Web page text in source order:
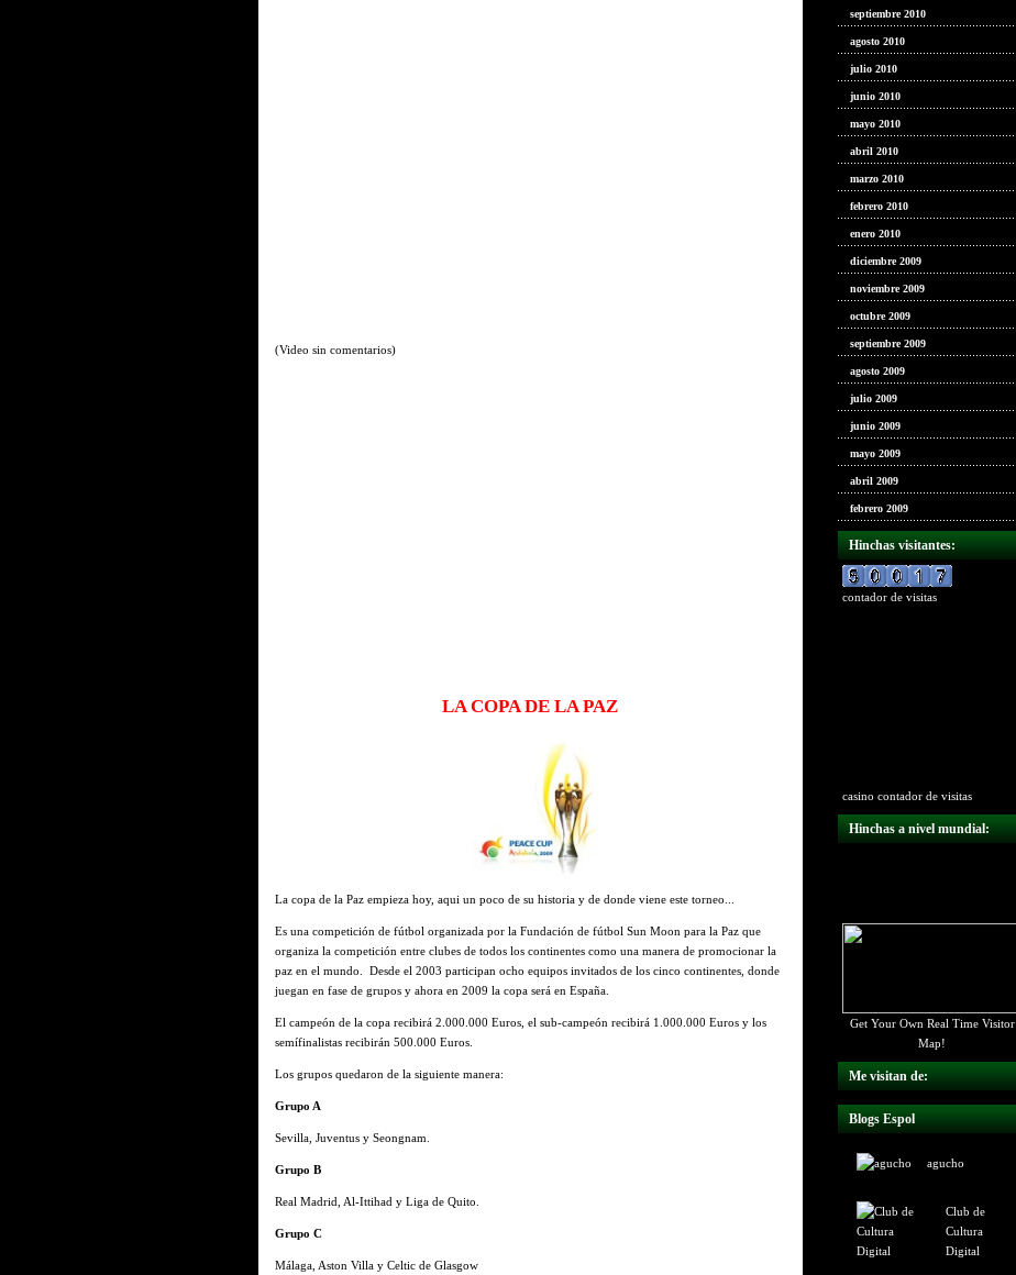
(Video sin comentarios)
LA COPA DE LA PAZ
La copa de la Paz empieza hoy, aqui un poco de su historia y de donde viene este torneo...
Es una competición de fútbol organizada por la Fundación de fútbol Sun Moon para la Paz que
organiza la competición entre clubes de todos los continentes como una manera de promocionar la
paz en el mundo. Desde el 2003 participan ocho equipos invitados de los cinco continentes, donde
juegan en fase de grupos y ahora en 2009 la copa será en España.
El campeón de la copa recibirá 2.000.000 Euros, el sub-campeón recibirá 1.000.000 Euros y los
semífinalistas recibirán 500.000 Euros.
Los grupos quedaron de la siguiente manera:
Grupo A
Sevilla, Juventus y Seongnam.
Grupo B
Real Madrid, Al-Ittihad y Liga de Quito.
Grupo C
Málaga, Aston Villa y Celtic de Glasgow
septiembre 2010
agosto 2010
julio 2010
junio 2010
mayo 2010
abril 2010
marzo 2010
febrero 2010
enero 2010
diciembre 2009
noviembre 2009
octubre 2009
septiembre 2009
agosto 2009
julio 2009
junio 2009
mayo 2009
abril 2009
febrero 2009
Hinchas visitantes:
contador de visitas
casino contador de visitas
Hinchas a nivel mundial:
Get Your Own Real Time Visitor
Map!
Me visitan de:
Blogs Espol
agucho
Club de
Cultura
Digital